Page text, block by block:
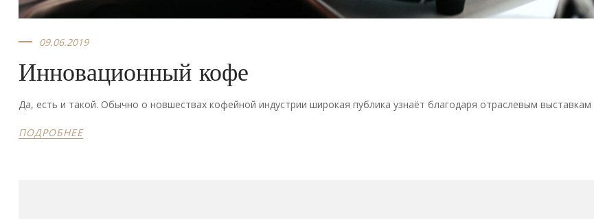
09.06.2019
Инновационный кофе
Да, есть и такой. Обычно о новшествах кофейной индустрии широкая публика узнаёт благодаря отраслевым выставкам
ПОДРОБНЕЕ